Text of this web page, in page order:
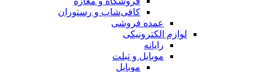
کافی‌شاپ و رستوران
عمده فروشی
لوازم الکترونیکی
رایانه
موبایل و تبلت
موبایل